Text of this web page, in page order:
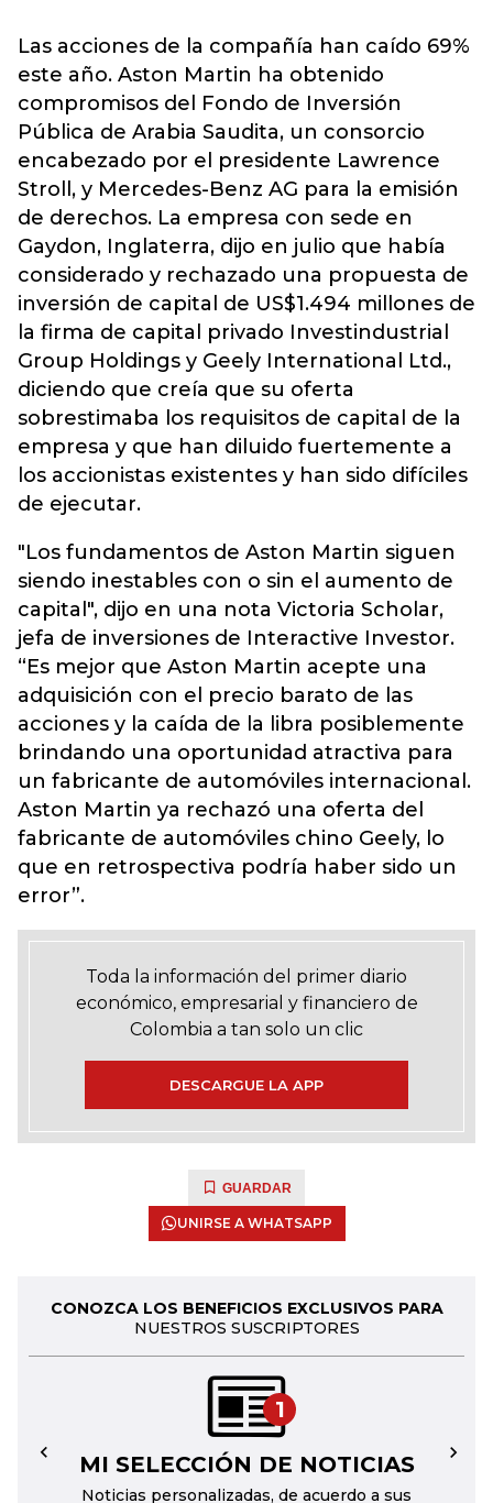
Las acciones de la compañía han caído 69%
este año. Aston Martin ha obtenido
compromisos del Fondo de Inversión
Pública de Arabia Saudita, un consorcio
encabezado por el presidente Lawrence
Stroll, y Mercedes-Benz AG para la emisión
de derechos. La empresa con sede en
Gaydon, Inglaterra, dijo en julio que había
considerado y rechazado una propuesta de
inversión de capital de US$1.494 millones de
la firma de capital privado Investindustrial
Group Holdings y Geely International Ltd.,
diciendo que creía que su oferta
sobrestimaba los requisitos de capital de la
empresa y que han diluido fuertemente a
los accionistas existentes y han sido difíciles
de ejecutar.
"Los fundamentos de Aston Martin siguen
siendo inestables con o sin el aumento de
capital", dijo en una nota Victoria Scholar,
jefa de inversiones de Interactive Investor.
“Es mejor que Aston Martin acepte una
adquisición con el precio barato de las
acciones y la caída de la libra posiblemente
brindando una oportunidad atractiva para
un fabricante de automóviles internacional.
Aston Martin ya rechazó una oferta del
fabricante de automóviles chino Geely, lo
que en retrospectiva podría haber sido un
error”.
Toda la información del primer diario
económico, empresarial y financiero de
Colombia a tan solo un clic
DESCARGUE LA APP
GUARDAR
UNIRSE A WHATSAPP
CONOZCA LOS BENEFICIOS EXCLUSIVOS PARA
NUESTROS SUSCRIPTORES
1
MI SELECCIÓN DE NOTICIAS
Noticias personalizadas, de acuerdo a sus
← →